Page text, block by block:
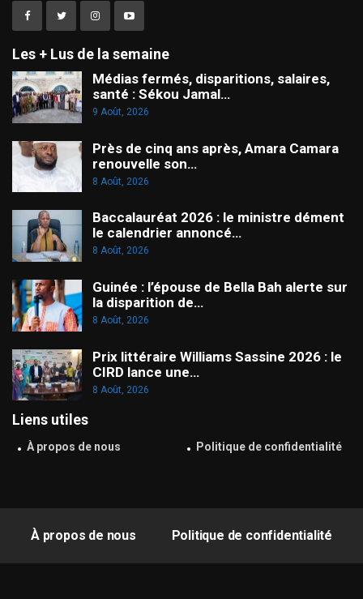
Les + Lus de la semaine
Médias fermés, disparitions, salaires,
santé : Sékou Jamal…
9 Août, 2026
Près de cinq ans après, Amara Camara
renouvelle son…
8 Août, 2026
Baccalauréat 2026 : le ministre dément
le calendrier annoncé…
8 Août, 2026
Guinée : l’épouse de Bella Bah alerte sur
la disparition de…
8 Août, 2026
Prix littéraire Williams Sassine 2026 : le
CIRD lance une…
8 Août, 2026
Liens utiles
À propos de nous Politique de confidentialité
À propos de nous Politique de confidentialité